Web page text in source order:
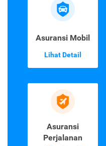
Asuransi Mobil
Lihat Detail
Asuransi
Perjalanan